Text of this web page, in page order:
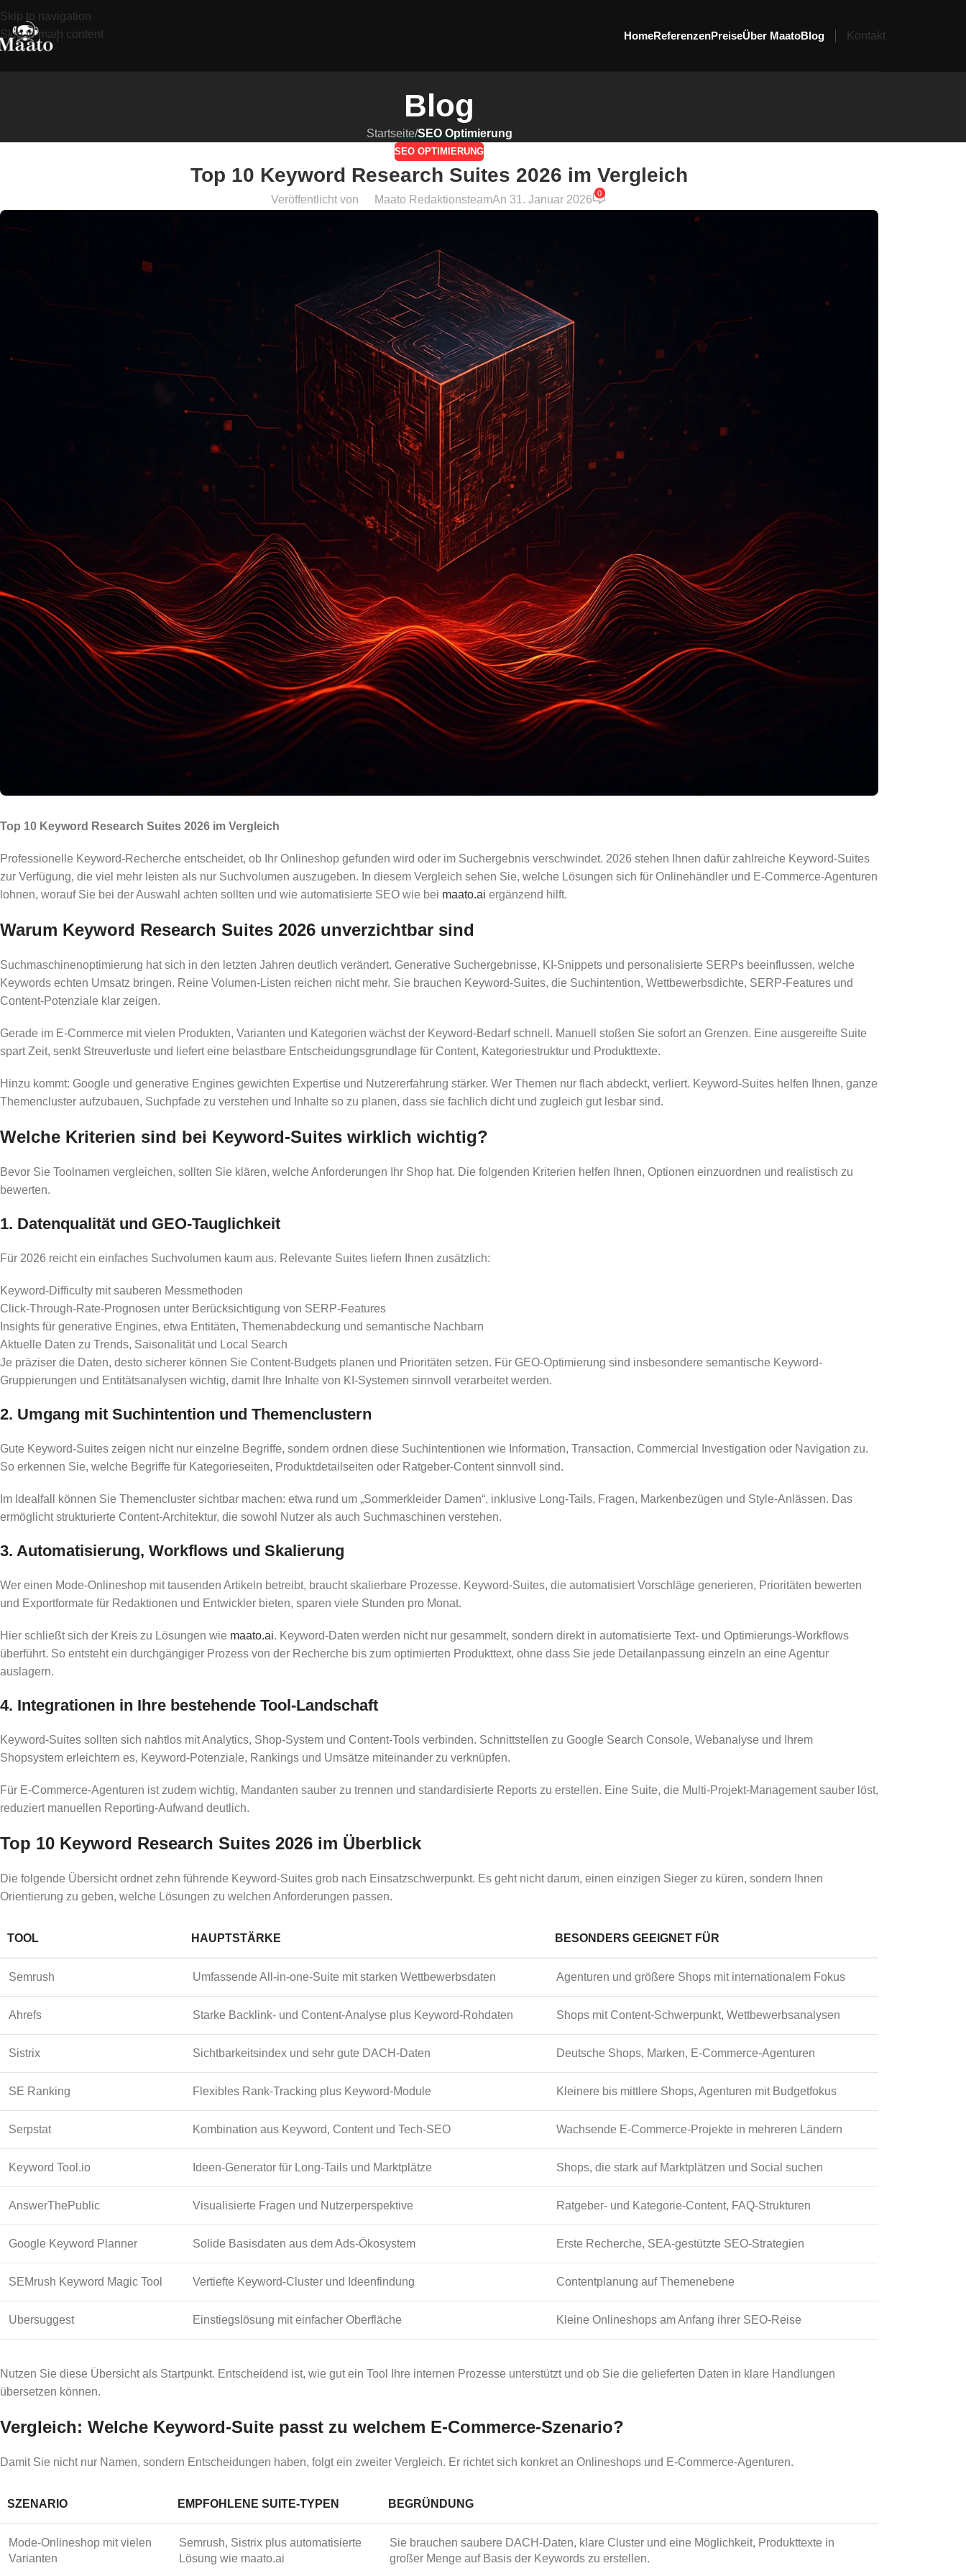
Skip to navigation
Skip to main content
HomeReferenzenPreiseÜber MaatoBlog Kontakt
Blog
Startseite/SEO Optimierung
SEO OPTIMIERUNG
Top 10 Keyword Research Suites 2026 im Vergleich
Veröffentlicht von Maato RedaktionsteamAn 31. Januar 2026
0
Top 10 Keyword Research Suites 2026 im Vergleich
Professionelle Keyword-Recherche entscheidet, ob Ihr Onlineshop gefunden wird oder im Suchergebnis verschwindet. 2026 stehen Ihnen dafür zahlreiche Keyword-Suites
zur Verfügung, die viel mehr leisten als nur Suchvolumen auszugeben. In diesem Vergleich sehen Sie, welche Lösungen sich für Onlinehändler und E-Commerce-Agenturen
lohnen, worauf Sie bei der Auswahl achten sollten und wie automatisierte SEO wie bei maato.ai ergänzend hilft.
Warum Keyword Research Suites 2026 unverzichtbar sind
Suchmaschinenoptimierung hat sich in den letzten Jahren deutlich verändert. Generative Suchergebnisse, KI-Snippets und personalisierte SERPs beeinflussen, welche
Keywords echten Umsatz bringen. Reine Volumen-Listen reichen nicht mehr. Sie brauchen Keyword-Suites, die Suchintention, Wettbewerbsdichte, SERP-Features und
Content-Potenziale klar zeigen.
Gerade im E-Commerce mit vielen Produkten, Varianten und Kategorien wächst der Keyword-Bedarf schnell. Manuell stoßen Sie sofort an Grenzen. Eine ausgereifte Suite
spart Zeit, senkt Streuverluste und liefert eine belastbare Entscheidungsgrundlage für Content, Kategoriestruktur und Produkttexte.
Hinzu kommt: Google und generative Engines gewichten Expertise und Nutzererfahrung stärker. Wer Themen nur flach abdeckt, verliert. Keyword-Suites helfen Ihnen, ganze
Themencluster aufzubauen, Suchpfade zu verstehen und Inhalte so zu planen, dass sie fachlich dicht und zugleich gut lesbar sind.
Welche Kriterien sind bei Keyword-Suites wirklich wichtig?
Bevor Sie Toolnamen vergleichen, sollten Sie klären, welche Anforderungen Ihr Shop hat. Die folgenden Kriterien helfen Ihnen, Optionen einzuordnen und realistisch zu
bewerten.
1. Datenqualität und GEO-Tauglichkeit
Für 2026 reicht ein einfaches Suchvolumen kaum aus. Relevante Suites liefern Ihnen zusätzlich:
Keyword-Difficulty mit sauberen Messmethoden
Click-Through-Rate-Prognosen unter Berücksichtigung von SERP-Features
Insights für generative Engines, etwa Entitäten, Themenabdeckung und semantische Nachbarn
Aktuelle Daten zu Trends, Saisonalität und Local Search
Je präziser die Daten, desto sicherer können Sie Content-Budgets planen und Prioritäten setzen. Für GEO-Optimierung sind insbesondere semantische Keyword-
Gruppierungen und Entitätsanalysen wichtig, damit Ihre Inhalte von KI-Systemen sinnvoll verarbeitet werden.
2. Umgang mit Suchintention und Themenclustern
Gute Keyword-Suites zeigen nicht nur einzelne Begriffe, sondern ordnen diese Suchintentionen wie Information, Transaction, Commercial Investigation oder Navigation zu.
So erkennen Sie, welche Begriffe für Kategorieseiten, Produktdetailseiten oder Ratgeber-Content sinnvoll sind.
Im Idealfall können Sie Themencluster sichtbar machen: etwa rund um „Sommerkleider Damen“, inklusive Long-Tails, Fragen, Markenbezügen und Style-Anlässen. Das
ermöglicht strukturierte Content-Architektur, die sowohl Nutzer als auch Suchmaschinen verstehen.
3. Automatisierung, Workflows und Skalierung
Wer einen Mode-Onlineshop mit tausenden Artikeln betreibt, braucht skalierbare Prozesse. Keyword-Suites, die automatisiert Vorschläge generieren, Prioritäten bewerten
und Exportformate für Redaktionen und Entwickler bieten, sparen viele Stunden pro Monat.
Hier schließt sich der Kreis zu Lösungen wie maato.ai. Keyword-Daten werden nicht nur gesammelt, sondern direkt in automatisierte Text- und Optimierungs-Workflows
überführt. So entsteht ein durchgängiger Prozess von der Recherche bis zum optimierten Produkttext, ohne dass Sie jede Detailanpassung einzeln an eine Agentur
auslagern.
4. Integrationen in Ihre bestehende Tool-Landschaft
Keyword-Suites sollten sich nahtlos mit Analytics, Shop-System und Content-Tools verbinden. Schnittstellen zu Google Search Console, Webanalyse und Ihrem
Shopsystem erleichtern es, Keyword-Potenziale, Rankings und Umsätze miteinander zu verknüpfen.
Für E-Commerce-Agenturen ist zudem wichtig, Mandanten sauber zu trennen und standardisierte Reports zu erstellen. Eine Suite, die Multi-Projekt-Management sauber löst,
reduziert manuellen Reporting-Aufwand deutlich.
Top 10 Keyword Research Suites 2026 im Überblick
Die folgende Übersicht ordnet zehn führende Keyword-Suites grob nach Einsatzschwerpunkt. Es geht nicht darum, einen einzigen Sieger zu küren, sondern Ihnen
Orientierung zu geben, welche Lösungen zu welchen Anforderungen passen.
TOOL HAUPTSTÄRKE BESONDERS GEEIGNET FÜR
Semrush Umfassende All-in-one-Suite mit starken Wettbewerbsdaten Agenturen und größere Shops mit internationalem Fokus
Ahrefs Starke Backlink- und Content-Analyse plus Keyword-Rohdaten Shops mit Content-Schwerpunkt, Wettbewerbsanalysen
Sistrix Sichtbarkeitsindex und sehr gute DACH-Daten Deutsche Shops, Marken, E-Commerce-Agenturen
SE Ranking Flexibles Rank-Tracking plus Keyword-Module Kleinere bis mittlere Shops, Agenturen mit Budgetfokus
Serpstat Kombination aus Keyword, Content und Tech-SEO Wachsende E-Commerce-Projekte in mehreren Ländern
Keyword Tool.io Ideen-Generator für Long-Tails und Marktplätze Shops, die stark auf Marktplätzen und Social suchen
AnswerThePublic Visualisierte Fragen und Nutzerperspektive Ratgeber- und Kategorie-Content, FAQ-Strukturen
Google Keyword Planner Solide Basisdaten aus dem Ads-Ökosystem Erste Recherche, SEA-gestützte SEO-Strategien
SEMrush Keyword Magic Tool Vertiefte Keyword-Cluster und Ideenfindung Contentplanung auf Themenebene
Ubersuggest Einstiegslösung mit einfacher Oberfläche Kleine Onlineshops am Anfang ihrer SEO-Reise
Nutzen Sie diese Übersicht als Startpunkt. Entscheidend ist, wie gut ein Tool Ihre internen Prozesse unterstützt und ob Sie die gelieferten Daten in klare Handlungen
übersetzen können.
Vergleich: Welche Keyword-Suite passt zu welchem E-Commerce-Szenario?
Damit Sie nicht nur Namen, sondern Entscheidungen haben, folgt ein zweiter Vergleich. Er richtet sich konkret an Onlineshops und E-Commerce-Agenturen.
SZENARIO EMPFOHLENE SUITE-TYPEN BEGRÜNDUNG
Mode-Onlineshop mit vielen
Varianten
Semrush, Sistrix plus automatisierte
Lösung wie maato.ai
Sie brauchen saubere DACH-Daten, klare Cluster und eine Möglichkeit, Produkttexte in
großer Menge auf Basis der Keywords zu erstellen.